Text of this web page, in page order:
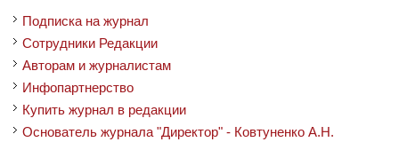
Подписка на журнал
Сотрудники Редакции
Авторам и журналистам
Инфопартнерство
Купить журнал в редакции
Основатель журнала "Директор" - Ковтуненко А.Н.